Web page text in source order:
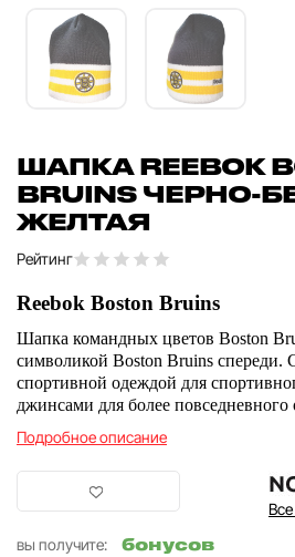
ШАПКА REEBOK
BRUINS ЧЕРНО-
ЖЕЛТАЯ
Рейтинг
Reebok Boston Bruins
Шапка командных цветов Boston
символикой Boston Bruins спереди.
спортивной одеждой для
джинсами для более повседневного
Подробное описание
вы получите:
бонусов